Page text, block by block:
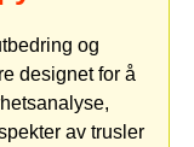
og
designet for å
av trusler